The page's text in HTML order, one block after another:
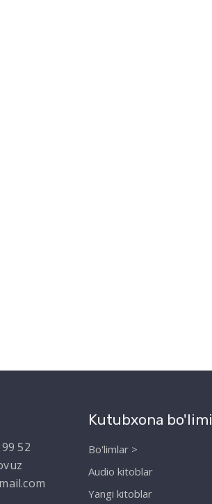
52
Kutubxona bo'limi
Bo'limlar >
Audio kitoblar
Yangi kitoblar